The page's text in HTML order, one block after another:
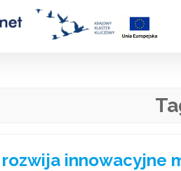
rozwija innowacyjne